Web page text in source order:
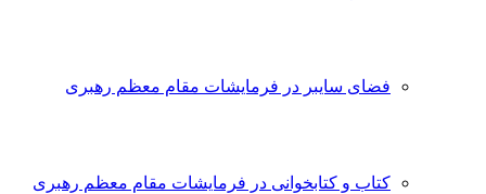
فضای سایبر در فرمایشات مقام معظم رهبری
کتاب و کتابخوانی در فرمایشات مقام معظم رهبری